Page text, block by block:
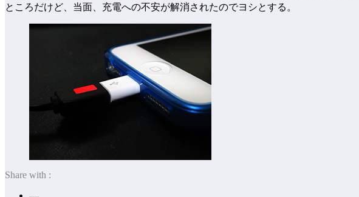
ところだけど、当面、充電への不安が解消されたのでヨシとする。
Share with :